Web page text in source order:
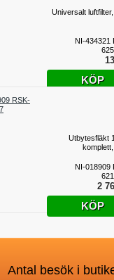
Universalt
NI-434321
KÖP
Utbytesfläkt
NI-018909
2
KÖP
Antal besök i